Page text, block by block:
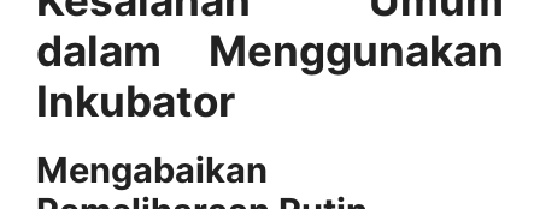
dalam Menggunakan
Inkubator
Mengabaikan